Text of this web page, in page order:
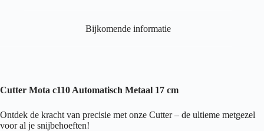
Bijkomende informatie
Cutter Mota c110 Automatisch Metaal 17 cm
Ontdek de kracht van precisie met onze Cutter – de ultieme metgezel
voor al je snijbehoeften!